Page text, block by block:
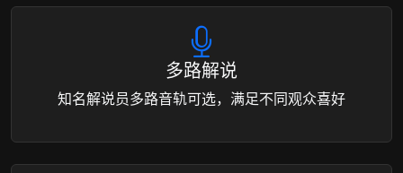
多路解说
知名解说员多路音轨可选，满足不同观众喜好